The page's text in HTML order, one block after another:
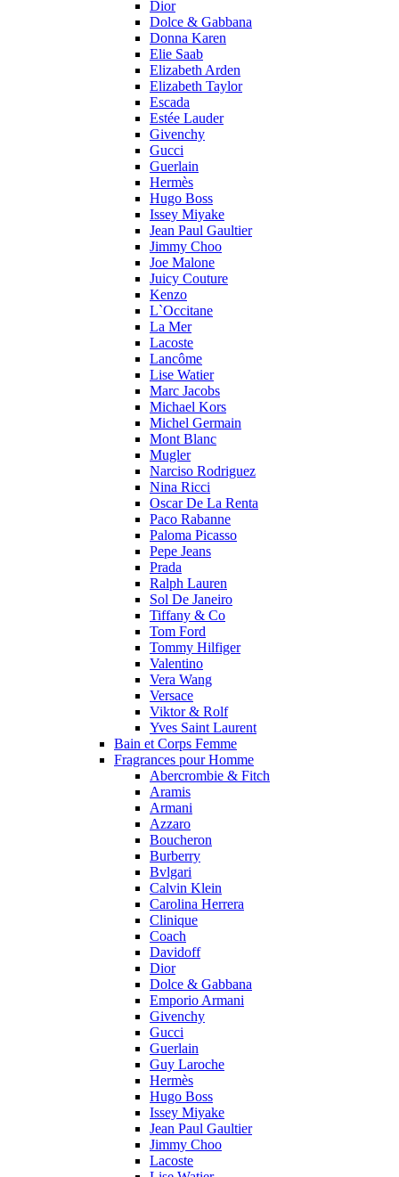
Dior
Dolce & Gabbana
Donna Karen
Elie Saab
Elizabeth Arden
Elizabeth Taylor
Escada
Estée Lauder
Givenchy
Gucci
Guerlain
Hermès
Hugo Boss
Issey Miyake
Jean Paul Gaultier
Jimmy Choo
Joe Malone
Juicy Couture
Kenzo
L`Occitane
La Mer
Lacoste
Lancôme
Lise Watier
Marc Jacobs
Michael Kors
Michel Germain
Mont Blanc
Mugler
Narciso Rodriguez
Nina Ricci
Oscar De La Renta
Paco Rabanne
Paloma Picasso
Pepe Jeans
Prada
Ralph Lauren
Sol De Janeiro
Tiffany & Co
Tom Ford
Tommy Hilfiger
Valentino
Vera Wang
Versace
Viktor & Rolf
Yves Saint Laurent
Bain et Corps Femme
Fragrances pour Homme
Abercrombie & Fitch
Aramis
Armani
Azzaro
Boucheron
Burberry
Bvlgari
Calvin Klein
Carolina Herrera
Clinique
Coach
Davidoff
Dior
Dolce & Gabbana
Emporio Armani
Givenchy
Gucci
Guerlain
Guy Laroche
Hermès
Hugo Boss
Issey Miyake
Jean Paul Gaultier
Jimmy Choo
Lacoste